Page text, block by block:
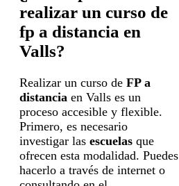
realizar un curso de
fp a distancia en
Valls?
Realizar un curso de FP a
distancia en Valls es un
proceso accesible y flexible.
Primero, es necesario
investigar las escuelas que
ofrecen esta modalidad. Puedes
hacerlo a través de internet o